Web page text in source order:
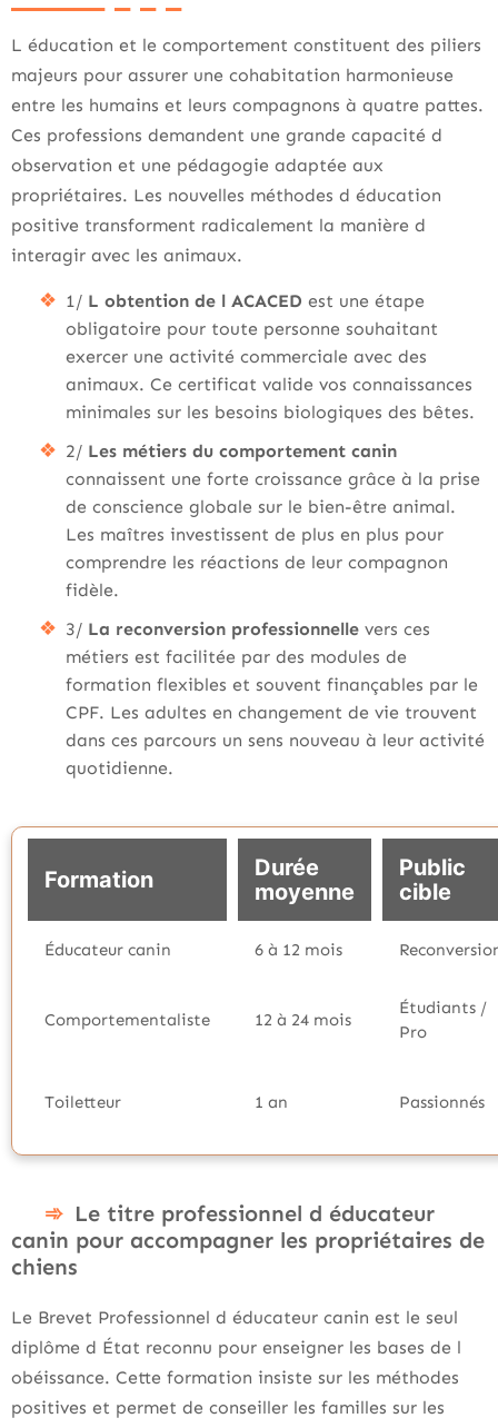
L éducation et le comportement constituent des piliers
majeurs pour assurer une cohabitation harmonieuse
entre les humains et leurs compagnons à quatre pattes.
Ces professions demandent une grande capacité d
observation et une pédagogie adaptée aux
propriétaires. Les nouvelles méthodes d éducation
positive transforment radicalement la manière d
interagir avec les animaux.
1/ L obtention de l ACACED est une étape
obligatoire pour toute personne souhaitant
exercer une activité commerciale avec des
animaux. Ce certificat valide vos connaissances
minimales sur les besoins biologiques des bêtes.
2/ Les métiers du comportement canin
connaissent une forte croissance grâce à la prise
de conscience globale sur le bien-être animal.
Les maîtres investissent de plus en plus pour
comprendre les réactions de leur compagnon
fidèle.
3/ La reconversion professionnelle vers ces
métiers est facilitée par des modules de
formation flexibles et souvent finançables par le
CPF. Les adultes en changement de vie trouvent
dans ces parcours un sens nouveau à leur activité
quotidienne.
Formation
Durée
moyenne
Public
cible
Éducateur canin 6 à 12 mois
Comportementaliste 12 à 24 mois
Étudiants /
Pro
Toiletteur 1 an Passionnés
Le titre professionnel d éducateur
canin pour accompagner les propriétaires de
chiens
Le Brevet Professionnel d éducateur canin est le seul
diplôme d État reconnu pour enseigner les bases de l
obéissance. Cette formation insiste sur les méthodes
positives et permet de conseiller les familles sur les